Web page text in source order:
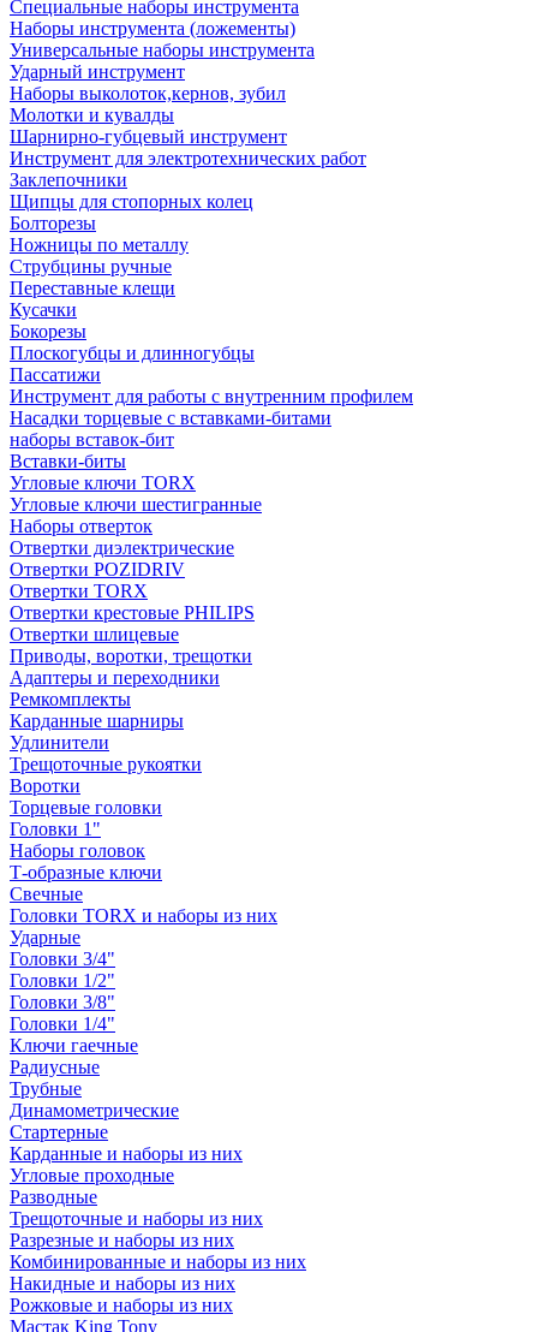
Специальные наборы инструмента
Наборы инструмента (ложементы)
Универсальные наборы инструмента
Ударный инструмент
Наборы выколоток,кернов, зубил
Молотки и кувалды
Шарнирно-губцевый инструмент
Инструмент для электротехнических работ
Заклепочники
Щипцы для стопорных колец
Болторезы
Ножницы по металлу
Струбцины ручные
Переставные клещи
Кусачки
Бокорезы
Плоскогубцы и длинногубцы
Пассатижи
Инструмент для работы с внутренним профилем
Насадки торцевые с вставками-битами
наборы вставок-бит
Вставки-биты
Угловые ключи TORX
Угловые ключи шестигранные
Наборы отверток
Отвертки диэлектрические
Отвертки POZIDRIV
Отвертки TORX
Отвертки крестовые PHILIPS
Отвертки шлицевые
Приводы, воротки, трещотки
Адаптеры и переходники
Ремкомплекты
Карданные шарниры
Удлинители
Трещоточные рукоятки
Воротки
Торцевые головки
Головки 1"
Наборы головок
Т-образные ключи
Свечные
Головки TORX и наборы из них
Ударные
Головки 3/4"
Головки 1/2"
Головки 3/8"
Головки 1/4"
Ключи гаечные
Радиусные
Трубные
Динамометрические
Стартерные
Карданные и наборы из них
Угловые проходные
Разводные
Трещоточные и наборы из них
Разрезные и наборы из них
Комбинированные и наборы из них
Накидные и наборы из них
Рожковые и наборы из них
Мастак King Tony